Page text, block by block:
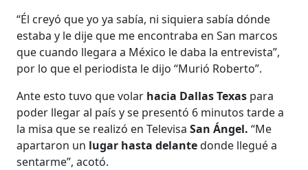
“Él creyó que yo ya sabía, ni siquiera sabía dónde
estaba y le dije que me encontraba en San marcos
que cuando llegara a México le daba la entrevista”,
por lo que el periodista le dijo “Murió Roberto”.
Ante esto tuvo que volar hacia Dallas Texas para
poder llegar al país y se presentó 6 minutos tarde a
la misa que se realizó en TelevisaSan Ángel. “Me
apartaron un lugar hasta delantedonde llegué a
sentarme”, acotó.